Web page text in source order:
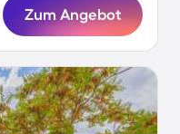
Zum Angebot